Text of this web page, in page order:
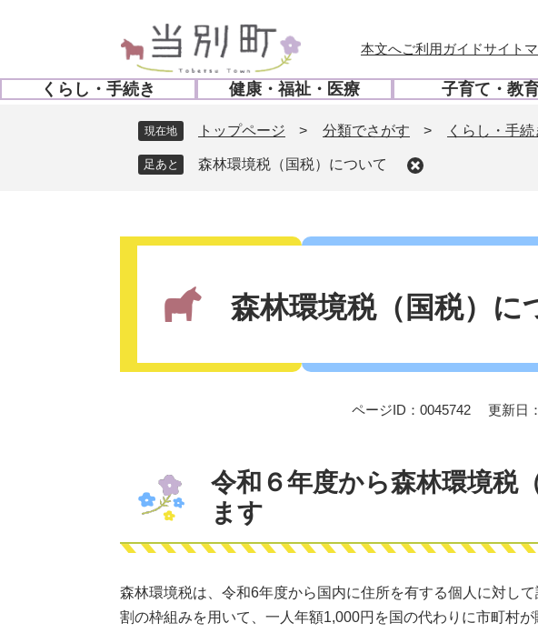
の
先
ー
を
本文へご利用ガイドサイト
くらし・手続き
開
健康・福祉・医療
開
く
子育て・教
開
く
現在地 トップページ > 分類でさがす > くらし・手続
森林環境税（国税）について
森林環境税（国税）に
ページID：0045742 更新日
令和６年度から森林環境税
ます
森林環境税は、令和6年度から国内に住所を有する個人に対し
割の枠組みを用いて、一人年額1,000円を国の代わりに市町村